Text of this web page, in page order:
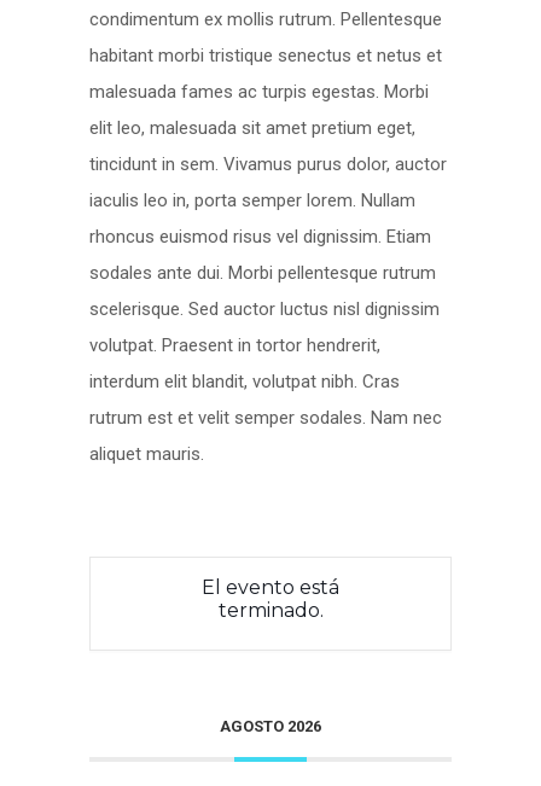
condimentum ex mollis rutrum. Pellentesque
habitant morbi tristique senectus et netus et
malesuada fames ac turpis egestas. Morbi
elit leo, malesuada sit amet pretium eget,
tincidunt in sem. Vivamus purus dolor, auctor
iaculis leo in, porta semper lorem. Nullam
rhoncus euismod risus vel dignissim. Etiam
sodales ante dui. Morbi pellentesque rutrum
scelerisque. Sed auctor luctus nisl dignissim
volutpat. Praesent in tortor hendrerit,
interdum elit blandit, volutpat nibh. Cras
rutrum est et velit semper sodales. Nam nec
aliquet mauris.
El evento está
terminado.
AGOSTO 2026